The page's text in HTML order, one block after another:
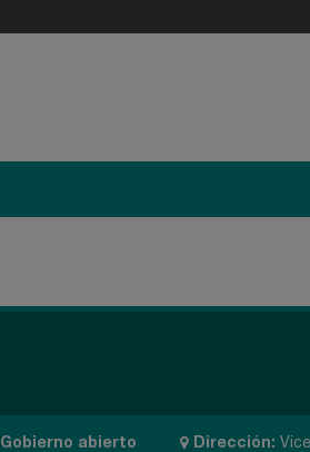
abierto
Dirección: